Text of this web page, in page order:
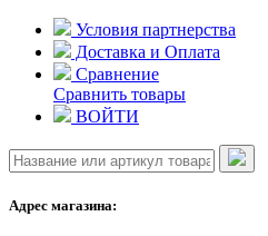
Skip
content
Условия партнерства
Доставка и Оплата
Сравнение
Сравнить товары
ВОЙТИ
Адрес магазина: